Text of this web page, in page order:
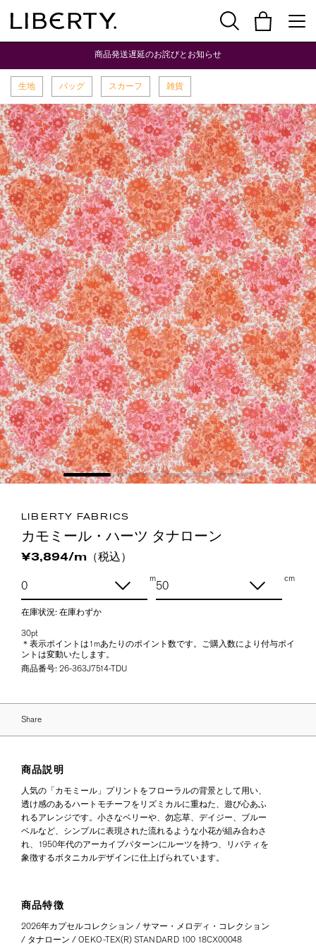
商品発送遅延のお詫びとお知らせ
生地 バッグ スカーフ 雑貨
LIBERTY FABRICS
カモミール・ハーツ タナローン
¥3,894/m（税込）
m cm
在庫状況: 在庫わずか
30pt
＊表示ポイントは1mあたりのポイント数です。ご購入数により付与ポイ
ントは変動いたします。
商品番号: 26-363J7514-TDU
Share
商品説明
人気の「カモミール」プリントをフローラルの背景として用い、
透け感のあるハートモチーフをリズミカルに重ねた、遊び心あふ
れるアレンジです。小さなベリーや、勿忘草、デイジー、ブルー
ベルなど、シンプルに表現された流れるような小花が組み合わさ
れ、1950年代のアーカイブパターンにルーツを持つ、リバティを
象徴するボタニカルデザインに仕上げられています。
商品特徴
2026年カプセルコレクション / サマー・メロディ・コレクション
/ タナローン / OEKO-TEX(R) STANDARD 100 18CX00048